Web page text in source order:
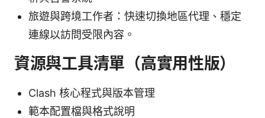
旅遊與跨境工作者：快速切換地區代理、穩定
連線以訪問受限內容。
資源與工具清單（高實用性版）
Clash 核心程式與版本管理
範本配置檔與格式說明